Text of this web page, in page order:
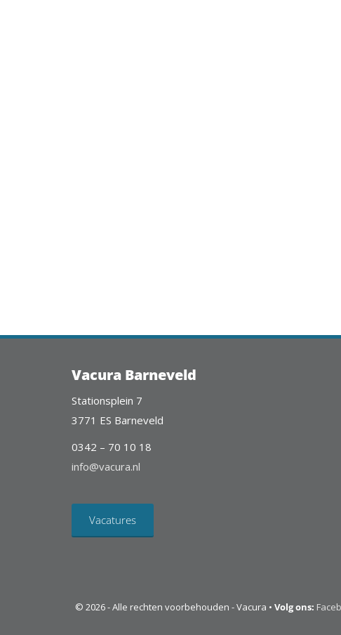
Vacura Barneveld
Stationsplein 7
3771 ES Barneveld
0342 – 70 10 18
info@vacura.nl
Vacatures
© 2026 - Alle rechten voorbehouden - Vacura • Volg ons: